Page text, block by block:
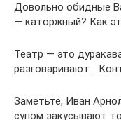
Довольно обидные
— каторжный? Как
Театр — это
разговаривают…
Заметьте, Иван
супом закусывают